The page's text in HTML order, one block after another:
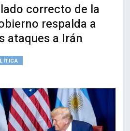
correcto de la
respalda a
ataques a Irán